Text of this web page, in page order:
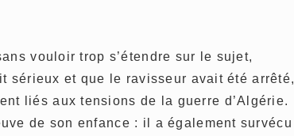
vouloir trop s’étendre sur le sujet,
sérieux et que le ravisseur avait été arrêté,
liés aux tensions de la guerre d’Algérie.
de son enfance : il a également survécu